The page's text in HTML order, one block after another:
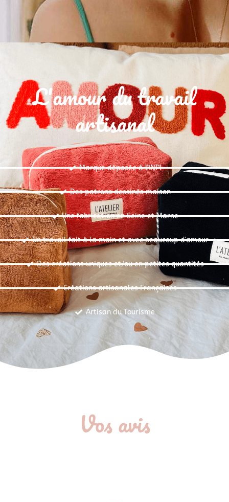
L'amour du travail
artisanal
Marque déposée à l'INPI
Des patrons dessinés maison
Une fabrication en Seine et Marne
Un travail fait à la main et avec beaucoup d'amour
Des créations uniques et/ou en petites quantités
Créations artisanales Françaises
Artisan du Tourisme
Vos avis